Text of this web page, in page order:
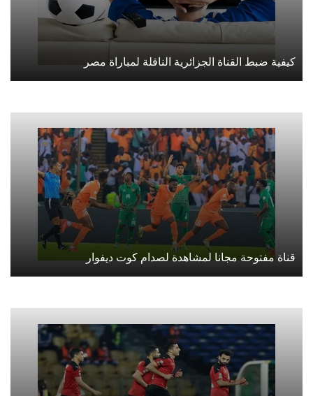
كيفية ضبط القناة الجزائرية الناقلة لمباراة مصر
قناة مفتوحة مجانا لمشاهدة لصدام كوت ديفوار